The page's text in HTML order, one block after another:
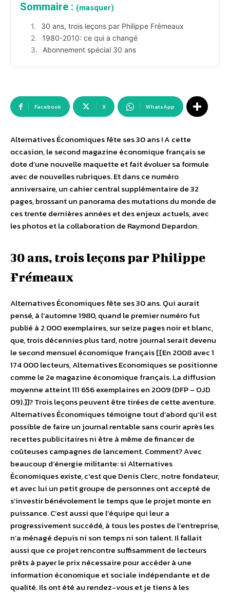
Sommaire : (masquer)
30 ans, trois leçons par Philippe Frémeaux
1980-2010: ce qui a changé
Abonnement spécial 30 ans
Facebook X WhatsApp
Alternatives Économiques fête ses 30 ans ! A cette
occasion, le second magazine économique français se
dote d’une nouvelle maquette et fait évoluer sa formule
avec de nouvelles rubriques. Et dans ce numéro
anniversaire, un cahier central supplémentaire de 32
pages, brossant un panorama des mutations du monde de
ces trente dernières années et des enjeux actuels, avec
les photos et la collaboration de Raymond Depardon.
30 ans, trois leçons par Philippe
Frémeaux
Alternatives Économiques fête ses 30 ans. Qui aurait
pensé, à l’automne 1980, quand le premier numéro fut
publié à 2 000 exemplaires, sur seize pages noir et blanc,
que, trois décennies plus tard, notre journal serait devenu
le second mensuel économique français [[En 2008 avec 1
174 000 lecteurs, Alternatives Economiques se positionne
comme le 2e magazine économique français. La diffusion
moyenne atteint 111 656 exemplaires en 2009 (DFP – OJD
09).]]? Trois leçons peuvent être tirées de cette aventure.
Alternatives Économiques témoigne tout d’abord qu’il est
possible de faire un journal rentable sans courir après les
recettes publicitaires ni être à même de financer de
coûteuses campagnes de lancement. Comment? Avec
beaucoup d’énergie militante: si Alternatives
Économiques existe, c’est que Denis Clerc, notre fondateur,
et avec lui un petit groupe de personnes ont accepté de
s’investir bénévolement le temps que le projet monte en
puissance. C’est aussi que l’équipe qui leur a
progressivement succédé, à tous les postes de l’entreprise,
n’a ménagé depuis ni son temps ni son talent. Il fallait
aussi que ce projet rencontre suffisamment de lecteurs
prêts à payer le prix nécessaire pour accéder à une
information économique et sociale indépendante et de
qualité. Ils ont été au rendez-vous et je tiens à les